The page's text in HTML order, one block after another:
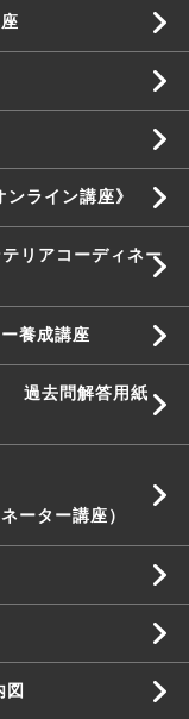
ライン講座》
リアコーディネー
養成講座
過去問解答用紙
ー講座）
図